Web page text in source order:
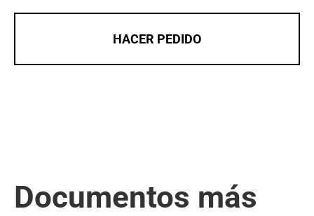
HACER PEDIDO
Documentos más